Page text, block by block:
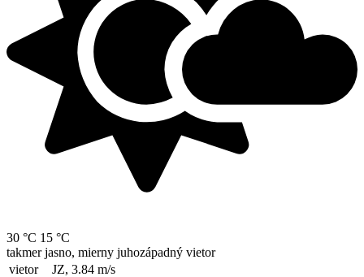
30 °C 15 °C
takmer jasno, mierny juhozápadný vietor
vietor
JZ, 3.84 m/s